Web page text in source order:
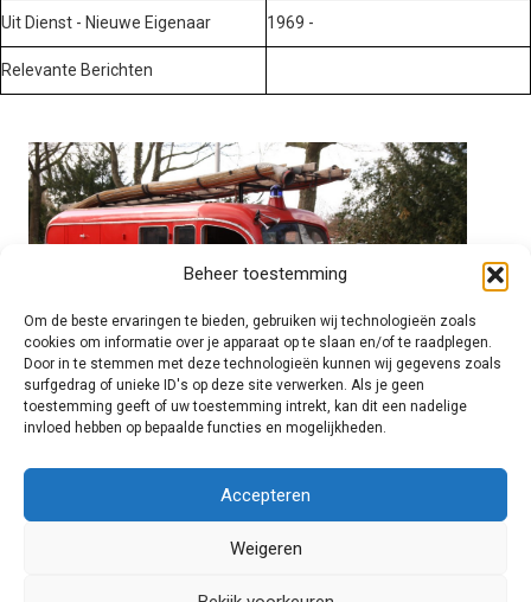
Beheer toestemming
Om de beste ervaringen te bieden, gebruiken wij technologieën zoals
cookies om informatie over je apparaat op te slaan en/of te raadplegen.
Door in te stemmen met deze technologieën kunnen wij gegevens zoals
surfgedrag of unieke ID's op deze site verwerken. Als je geen
toestemming geeft of uw toestemming intrekt, kan dit een nadelige
invloed hebben op bepaalde functies en mogelijkheden.
Accepteren
Weigeren
Uit Dienst - Nieuwe Eigenaar 1969 -
Relevante Berichten